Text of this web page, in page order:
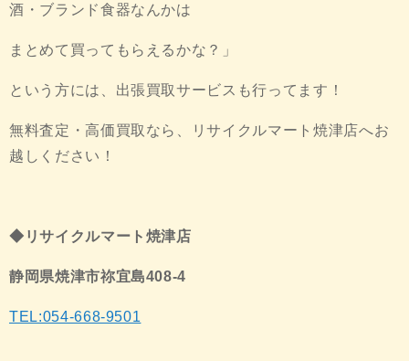
酒・ブランド食器なんかは
まとめて買ってもらえるかな？」
という方には、出張買取サービスも行ってます！
無料査定・高価買取なら、リサイクルマート焼津店へお
越しください！
◆リサイクルマート焼津店
静岡県焼津市祢宜島408-4
TEL:054-668-9501